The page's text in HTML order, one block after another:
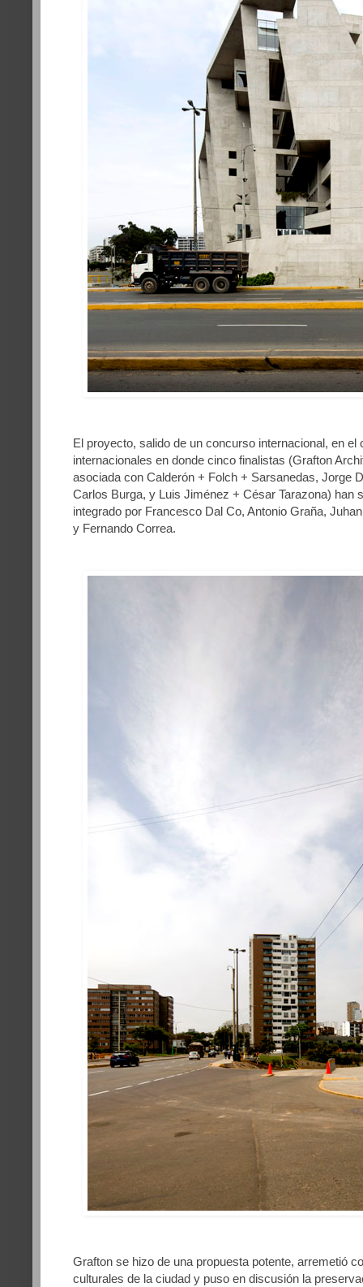
El proyecto, salido de un concurso internacional, en
internacionales en donde cinco finalistas (Grafton
asociada con Calderón + Folch + Sarsanedas, Jorge
Carlos Burga, y Luis Jiménez + César Tarazona) han
integrado por Francesco Dal Co, Antonio Graña,
y Fernando Correa.
Grafton se hizo de una propuesta potente, arremetió
culturales de la ciudad y puso en discusión la